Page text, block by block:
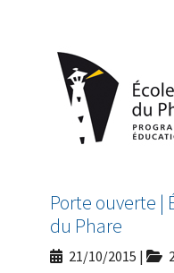
Porte ouverte
du Phare
21/10/2015 |